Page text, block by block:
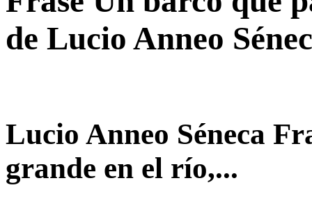
de Lucio Anneo
Lucio Anneo Séneca
grande en el río,...